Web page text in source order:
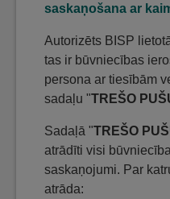
saskaņošana ar
Autorizēts BISP
tas ir būvniecības
persona ar tiesībām
sadaļu "TREŠO
Sadaļā "TREŠO
atrādīti visi
saskaņojumi. Par
atrāda: